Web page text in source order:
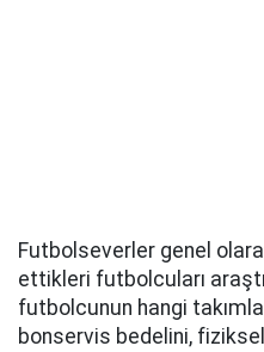
Futbolseverler genel
ettikleri futbolcuları
futbolcunun hangi
bonservis bedelini,